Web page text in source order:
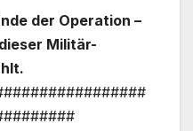
der Operation –
Militär-